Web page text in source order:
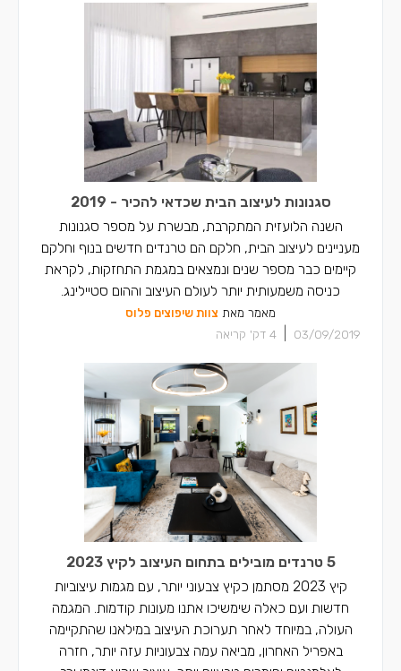
סגנונות לעיצוב הבית שכדאי להכיר - 2019
השנה הלועזית המתקרבת, מבשרת על מספר סגנונות
מעניינים לעיצוב הבית, חלקם הם טרנדים חדשים בנוף וחלקם
קיימים כבר מספר שנים ונמצאים במגמת התחזקות, לקראת
כניסה משמעותית יותר לעולם העיצוב וההום סטיילינג.
מאמר מאת צוות שיפוצים פלוס
03/09/2019
4 דק' קריאה
5 טרנדים מובילים בתחום העיצוב לקיץ 2023
קיץ 2023 מסתמן כקיץ צבעוני יותר, עם מגמות עיצוביות
חדשות ועם כאלה שימשיכו אתנו מעונות קודמות. המגמה
העולה, במיוחד לאחר תערוכת העיצוב במילאנו שהתקיימה
באפריל האחרון, מביאה עמה צבעוניות עזה יותר, חזרה